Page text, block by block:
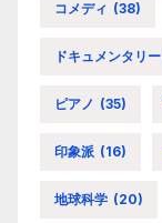
コメディ (38)
ドキュメンタリー
ピアノ (35)
印象派 (16)
地球科学 (20)